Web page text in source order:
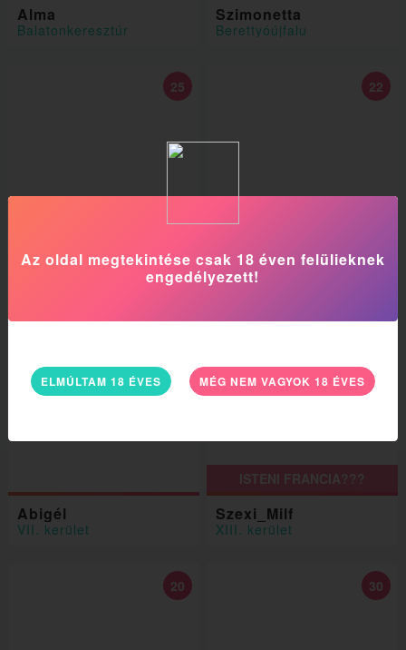
Alma
Balatonkeresztúr
Szimonetta
Berettyóújfalu
A legédesebb szerető
Leila
25
Nati
Vecsés
22
Abigél
VII. kerület
ISTENI FRANCIA???
Szexi_Milf
XIII. kerület
20 30
Az oldal megtekintése csak 18 éven felülieknek
engedélyezett!
ELMÚLTAM 18 ÉVES MÉG NEM VAGYOK 18 ÉVES